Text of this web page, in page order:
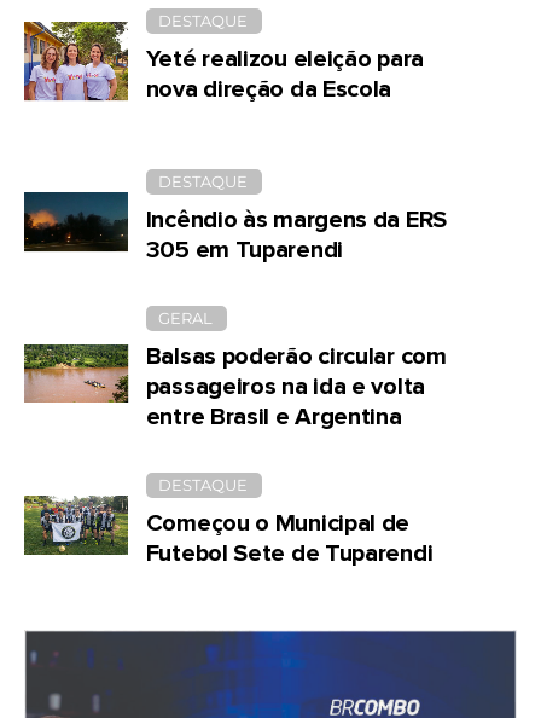
DESTAQUE
Yeté realizou eleição para
nova direção da Escola
DESTAQUE
Incêndio às margens da ERS
305 em Tuparendi
GERAL
Balsas poderão circular com
passageiros na ida e volta
entre Brasil e Argentina
DESTAQUE
Começou o Municipal de
Futebol Sete de Tuparendi